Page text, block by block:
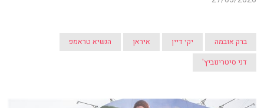
ברק אובמה יקי דיין איראן
הנשיא טראמפ
דני סיטרינוביץ'